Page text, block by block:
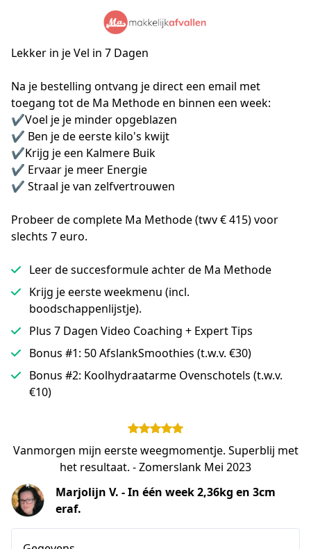
Lekker in je Vel in 7 Dagen
Na je bestelling ontvang je direct een email met
toegang tot de Ma Methode en binnen een week:
✔️Voel je je minder opgeblazen
✔️ Ben je de eerste kilo's kwijt
✔️Krijg je een Kalmere Buik
✔️ Ervaar je meer Energie
✔️ Straal je van zelfvertrouwen
Probeer de complete Ma Methode (twv € 415) voor
slechts 7 euro.
Leer de succesformule achter de Ma Methode
Krijg je eerste weekmenu (incl.
boodschappenlijstje).
Plus 7 Dagen Video Coaching + Expert Tips
Bonus #1: 50 AfslankSmoothies (t.w.v. €30)
Bonus #2: Koolhydraatarme Ovenschotels (t.w.v.
€10)
Vanmorgen mijn eerste weegmomentje. Superblij met
het resultaat. - Zomerslank Mei 2023
Marjolijn V. - In één week 2,36kg en 3cm
eraf.